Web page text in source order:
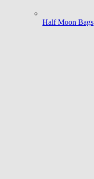
Half Moon Bags